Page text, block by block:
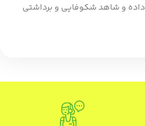
داده و شاهد شکوفایی و برداشتی